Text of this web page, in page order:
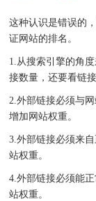
这种认识是错误的
证网站的排名。
1.从搜索引擎的角
接数量，还要看链接
2.外部链接必须与
增加网站权重。
3.外部链接必须来
站权重。
4.外部链接必须能
站权重。